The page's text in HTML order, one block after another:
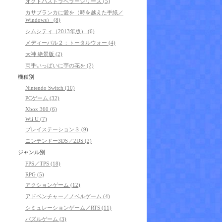
カサブランカに愛を（時を越えた手紙／
Windows） (8)
シムシティ（2013年版） (6)
メディーバル２：トータルウォー (4)
大神 絶景版 (2)
両手いっぱいに芋の花を (2)
機種別
Nintendo Switch (10)
PCゲーム (32)
Xbox 360 (6)
Wii U (7)
プレイステーション３ (9)
ニンテンドー3DS／2DS (2)
ジャンル別
FPS／TPS (18)
RPG (5)
アクションゲーム (12)
アドベンチャー／ノベルゲーム (4)
シミュレーションゲーム／RTS (11)
パズルゲーム (3)